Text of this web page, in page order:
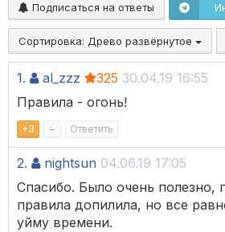
Подписаться на ответы
Сортировка: Древо развёрнутое
1. al_zzz 325 30.04.19 16:55
Правила - огонь!
+3 – Ответить
2. nightsun 04.06.19 17:05
Спасибо. Было очень полезно,
правила допилила, но все
уйму времени.